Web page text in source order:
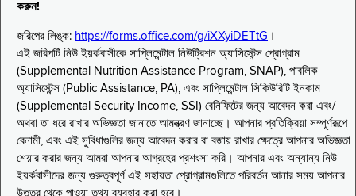
করুন!
জরিপের লিঙ্ক: https://forms.office.com/g/iXXyiDETtG ।
এই জরিপটি নিউ ইয়র্কবাসীকে সাপ্লিমেন্টাল নিউট্রিশন অ্যাসিস্টেন্স প্রোগ্রাম
(Supplemental Nutrition Assistance Program, SNAP), পাবলিক
অ্যাসিস্টেন্স (Public Assistance, PA), এবং সাপ্লিমেন্টাল সিকিউরিটি ইনকাম
(Supplemental Security Income, SSI) বেনিফিটের জন্য আবেদন করা এবং/
অথবা তা ধরে রাখার অভিজ্ঞতা জানাতে আমন্ত্রণ জানাচ্ছে। আপনার প্রতিক্রিয়া সম্পূর্ণরূপে
বেনামী, এবং এই সুবিধাগুলির জন্য আবেদন করার বা বজায় রাখার ক্ষেত্রে আপনার অভিজ্ঞতা
শেয়ার করার জন্য আমরা আপনার আগ্রহের প্রশংসা করি। আপনার এবং অন্যান্য নিউ
ইয়র্কবাসীদের জন্য গুরুত্বপূর্ণ এই সহায়তা প্রোগ্রামগুলিতে পরিবর্তন আনার সময় আপনার
উত্তর থেকে পাওয়া তথ্য ব্যবহার করা হবে।